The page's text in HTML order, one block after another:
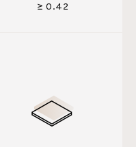
≥ 0.42